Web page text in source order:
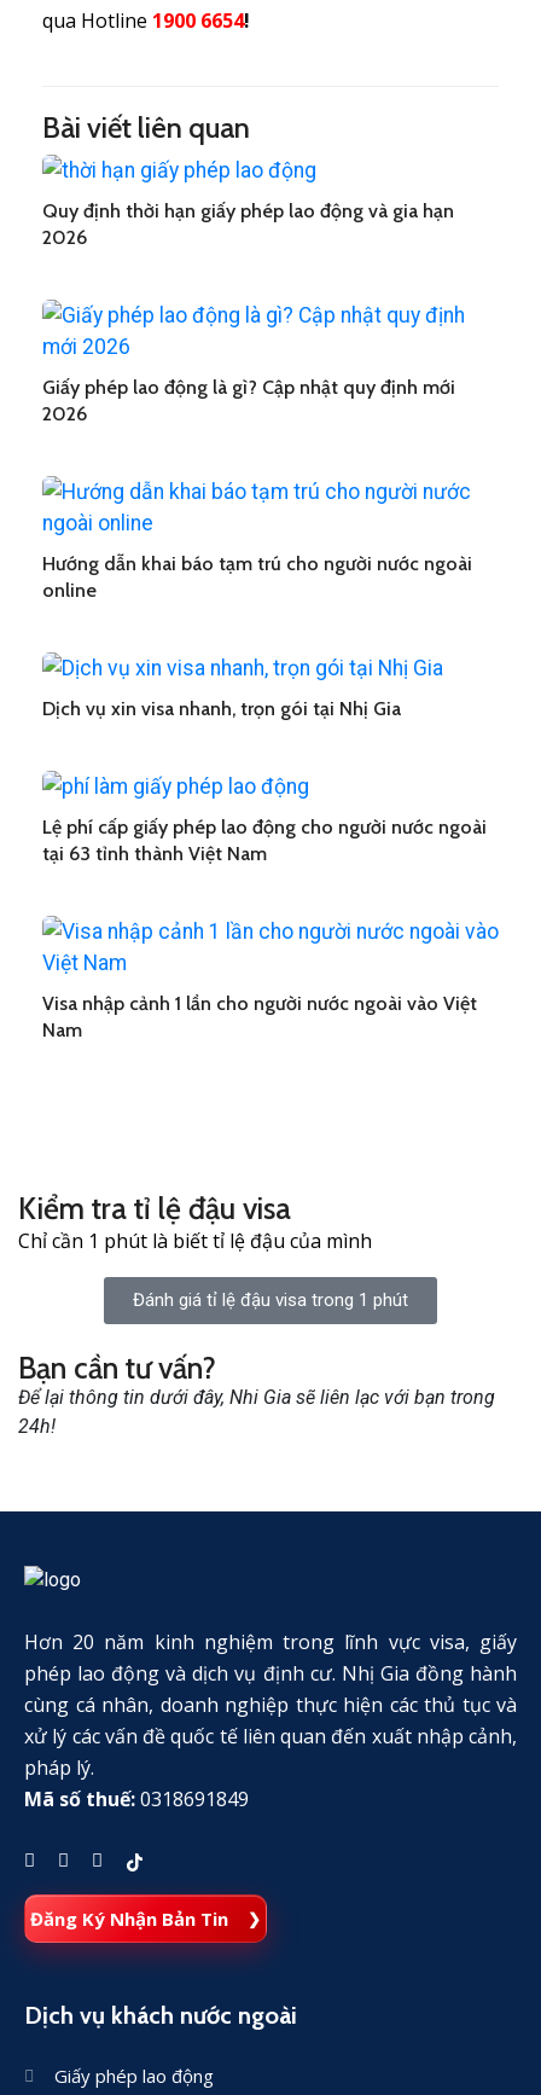
qua Hotline 1900 6654!
Bài viết liên quan
Quy định thời hạn giấy phép lao động và gia hạn
2026
Giấy phép lao động là gì? Cập nhật quy định mới
2026
Hướng dẫn khai báo tạm trú cho người nước ngoài
online
Dịch vụ xin visa nhanh, trọn gói tại Nhị Gia
Lệ phí cấp giấy phép lao động cho người nước ngoài
tại 63 tỉnh thành Việt Nam
Visa nhập cảnh 1 lần cho người nước ngoài vào Việt
Nam
Kiểm tra tỉ lệ đậu visa
Chỉ cần 1 phút là biết tỉ lệ đậu của mình
Đánh giá tỉ lệ đậu visa trong 1 phút
Bạn cần tư vấn?
Để lại thông tin dưới đây, Nhi Gia sẽ liên lạc với bạn trong
24h!
Hơn 20 năm kinh nghiệm trong lĩnh vực visa, giấy
phép lao động và dịch vụ định cư. Nhị Gia đồng hành
cùng cá nhân, doanh nghiệp thực hiện các thủ tục và
xử lý các vấn đề quốc tế liên quan đến xuất nhập cảnh,
pháp lý.
Mã số thuế:0318691849
Đăng Ký Nhận Bản Tin
Dịch vụ khách nước ngoài
Giấy phép lao động